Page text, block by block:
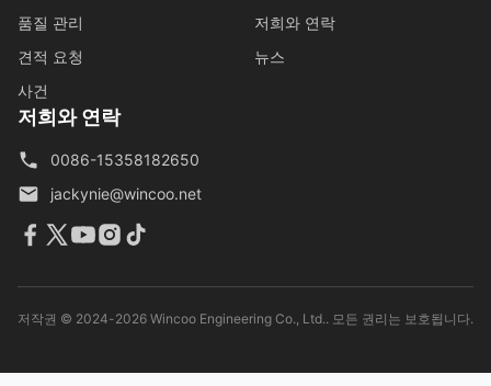
품질 관리
저희와 연락
견적 요청
뉴스
사건
저희와 연락
0086-15358182650
jackynie@wincoo.net
저작권 © 2024-2026 Wincoo Engineering Co., Ltd.. 모든 권리는 보호됩니다.